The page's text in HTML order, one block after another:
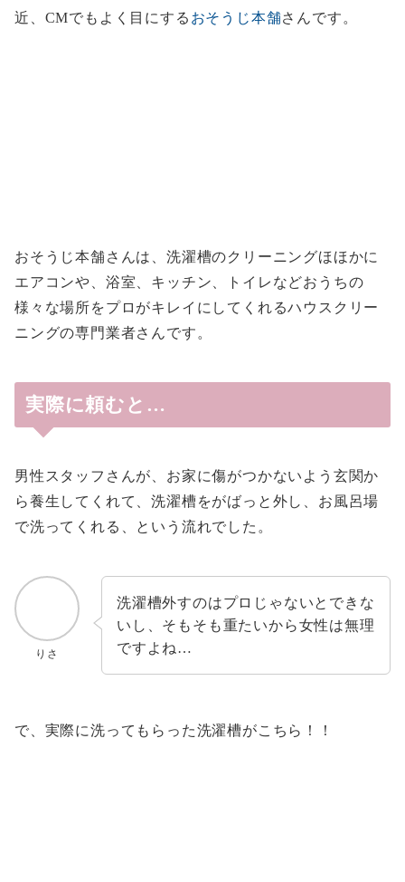
近、CMでもよく目にする おそうじ本舗さんです。
おそうじ本舗さんは、洗濯槽のクリーニングほほかに
エアコンや、浴室、キッチン、トイレなどおうちの
様々な場所をプロがキレイにしてくれるハウスクリー
ニングの専門業者さんです。
実際に頼むと…
男性スタッフさんが、お家に傷がつかないよう玄関か
ら養生してくれて、洗濯槽をがばっと外し、お風呂場
で洗ってくれる、という流れでした。
りさ
洗濯槽外すのはプロじゃないとできな
いし、そもそも重たいから女性は無理
ですよね…
で、実際に洗ってもらった洗濯槽がこちら！！